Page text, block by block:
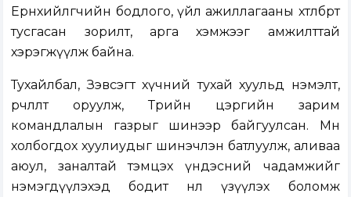
Ерөнхийлөгчийн бодлого, үйл ажиллагааны хөтөлбөрт
тусгасан зорилт, арга хэмжээг амжилттай
хэрэгжүүлж байна.
Тухайлбал, Зэвсэгт хүчний тухай хуульд нэмэлт,
өөрчлөлт оруулж, Төрийн цэргийн зарим
командлалын газрыг шинээр байгуулсан. Мөн
холбогдох хуулиудыг шинэчлэн батлуулж, аливаа
аюул, заналтай тэмцэх үндэсний чадамжийг
нэмэгдүүлэхэд бодит нөлөө үзүүлэх боломж